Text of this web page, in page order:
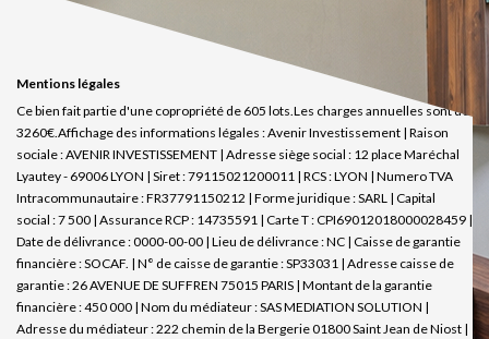
Mentions légales
Ce bien fait partie d'une copropriété de 605 lots.Les charges annuelles sont de
3260€.Affichage des informations légales : Avenir Investissement | Raison
sociale : AVENIR INVESTISSEMENT | Adresse siège social : 12 place Maréchal
Lyautey - 69006 LYON | Siret : 79115021200011 | RCS : LYON | Numero TVA
Intracommunautaire : FR37791150212 | Forme juridique : SARL | Capital
social : 7 500 | Assurance RCP : 14735591 | Carte T : CPI69012018000028459 |
Date de délivrance : 0000-00-00 | Lieu de délivrance : NC | Caisse de garantie
financière : SOCAF. | N° de caisse de garantie : SP33031 | Adresse caisse de
garantie : 26 AVENUE DE SUFFREN 75015 PARIS | Montant de la garantie
financière : 450 000 | Nom du médiateur : SAS MEDIATION SOLUTION |
Adresse du médiateur : 222 chemin de la Bergerie 01800 Saint Jean de Niost |